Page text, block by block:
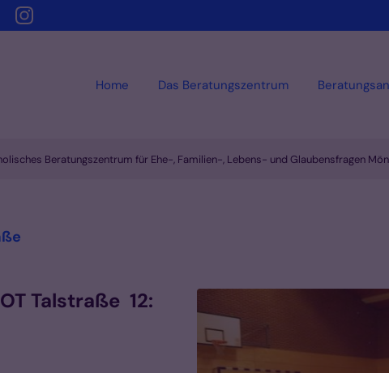
Home Das Beratungszentrum
Beratungszentrum für Ehe-, Familien-, Lebens- und Glaubensfragen
Talstraße 12: